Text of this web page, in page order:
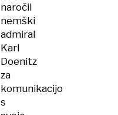
naročil
nemški
admiral
Karl
Doenitz
za
komunikacijo
s